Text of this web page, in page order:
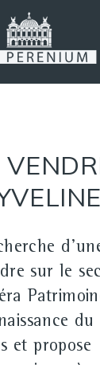
sur le
du
et propose